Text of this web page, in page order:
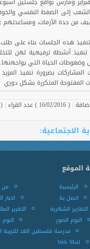
إلى الضغط النفسي
من حدة الأزمات،
هذه الجلسات بناء على
تنفيذ أنشطة ترفيهية لهن
وضغوطات الحياة التي يواجهنها.
المشاركات بضرورة تنفيذ
المفتوحة المتكررة بشكل دوري
) عدد القراء : ( 108 )
الاجتماعية:
الموقع
الرئيسية
من
اتصل بنا
اخبار
التقارير الشهرية
التقرير
البوم الصور
مدرسة فلسطين الغد للتربية
Web Mail